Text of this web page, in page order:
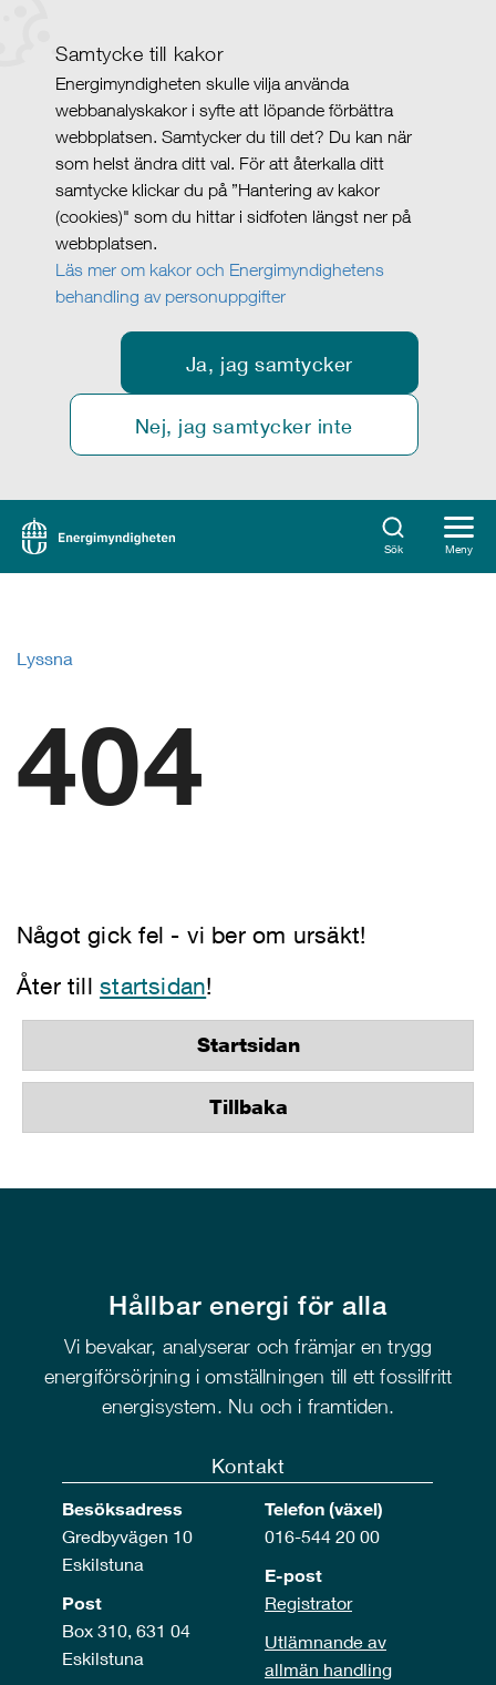
Samtycke till kakor
Energimyndigheten skulle vilja använda
webbanalyskakor i syfte att löpande förbättra
webbplatsen. Samtycker du till det? Du kan när
som helst ändra ditt val. För att återkalla ditt
samtycke klickar du på ”Hantering av kakor
(cookies)" som du hittar i sidfoten längst ner på
webbplatsen.
Läs mer om kakor och Energimyndighetens
behandling av personuppgifter
Ja, jag samtycker
Nej, jag samtycker inte
Sök Meny
Lyssna
404
Något gick fel - vi ber om ursäkt!
Åter tillstartsidan!
Startsidan
Tillbaka
Hållbar energi för alla
Vi bevakar, analyserar och främjar en trygg
energiförsörjning i omställningen till ett fossilfritt
energisystem. Nu och i framtiden.
Kontakt
Besöksadress
Gredbyvägen 10
Eskilstuna
Post
Box 310, 631 04
Eskilstuna
Telefon (växel)
016-544 20 00
E-post
Registrator
Utlämnande av
allmän handling